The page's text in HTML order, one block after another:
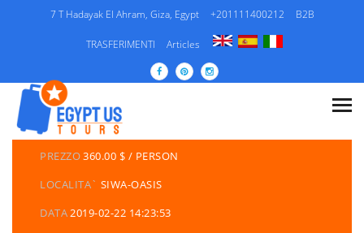
7 T Hadayak El Ahram, Giza, Egypt +201111400212 B2B
TRASFERIMENTI Articles
DETTAGLI DEI TOURS
CATEGORIA
EGITTO/ PACCHETTI DI VIAGGIO /
ESCURSIONI/ CROCIERA SUL NILO
PREZZO360.00 $ / PERSON
LOCALITA` SIWA-OASIS
DATA2019-02-22 14:23:53